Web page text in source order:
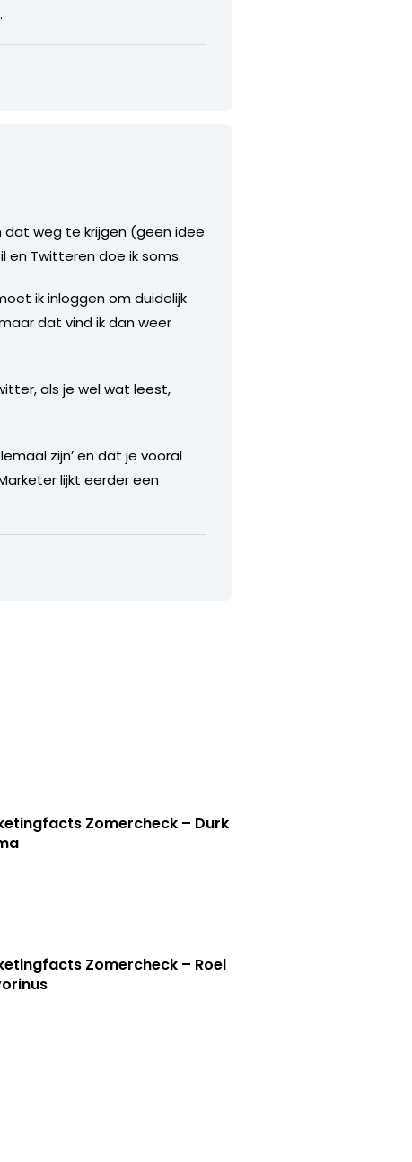
dat weg te krijgen (geen idee
en Twitteren doe ik soms.
ik inloggen om duidelijk
dat vind ik dan weer
als je wel wat leest,
zijn’ en dat je vooral
lijkt eerder een
Zomercheck – Durk
Zomercheck – Roel